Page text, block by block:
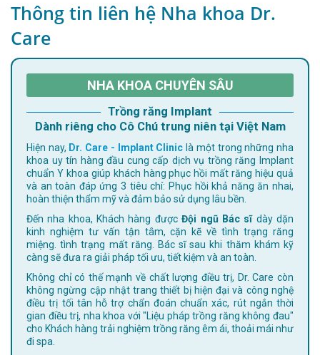
Thông tin liên hệ Nha khoa Dr.
Care
NHA KHOA CHUYÊN SÂU
Trồng răng Implant
Dành riêng cho Cô Chú trung niên tại Việt Nam
Hiện nay, Dr. Care - Implant Clinic là một trong những nha
khoa uy tín hàng đầu cung cấp dịch vụ trồng răng Implant
chuẩn Y khoa giúp khách hàng phục hồi mất răng hiệu quả
và an toàn đáp ứng 3 tiêu chí: Phục hồi khả năng ăn nhai,
hoàn thiện thẩm mỹ và đảm bảo sử dụng lâu bền.
Đến nha khoa, Khách hàng đượcĐội ngũ Bác sĩdày dặn
kinh nghiệm tư vấn tận tâm, cặn kẽ về tình trạng răng
miệng. tình trạng mất răng. Bác sĩ sau khi thăm khám kỹ
càng sẽ đưa ra giải pháp tối ưu, tiết kiệm và an toàn.
Không chỉ có thế mạnh về chất lượng điều trị, Dr. Care còn
không ngừng cập nhật trang thiết bị hiện đại và công nghệ
điều trị tối tân hỗ trợ chẩn đoán chuẩn xác, rút ngắn thời
gian điều trị, nha khoa với "Liệu pháp trồng răng không đau"
cho Khách hàng trải nghiệm trồng răng êm ái, thoải mái như
đi spa.